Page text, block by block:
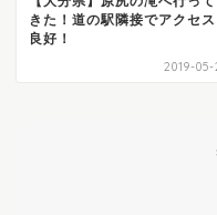
きた！道の駅隣接でアクセス
良好！
2019-05-